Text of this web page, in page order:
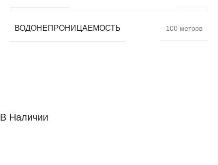
ВОДОНЕПРОНИЦАЕМОСТЬ 100 метров
В Наличии